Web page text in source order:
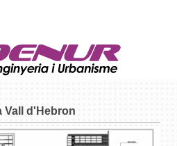
Vall d'Hebron